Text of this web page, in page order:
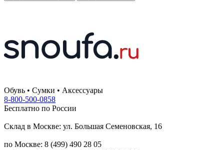
Обувь • Сумки • Аксессуары
8-800-500-0858
Бесплатно по России
Склад в Москве: ул. Большая Семеновская, 16
по Москве: 8 (499) 490 28 05